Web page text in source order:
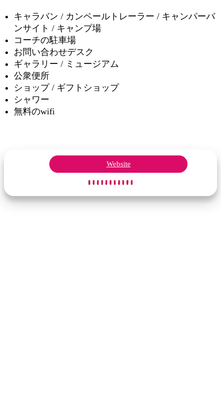
キャラバン / カンペールトレーラー / キャンパーバ
ンサイト / キャンプ場
コーチの駐車場
お問い合わせデスク
ギャラリー / ミュージアム
公衆便所
ショップ / ギフトショップ
シャワー
無料のwifi
Website